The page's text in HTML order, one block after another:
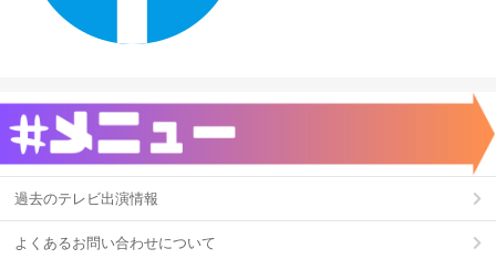
過去のテレビ出演情報
よくあるお問い合わせについて